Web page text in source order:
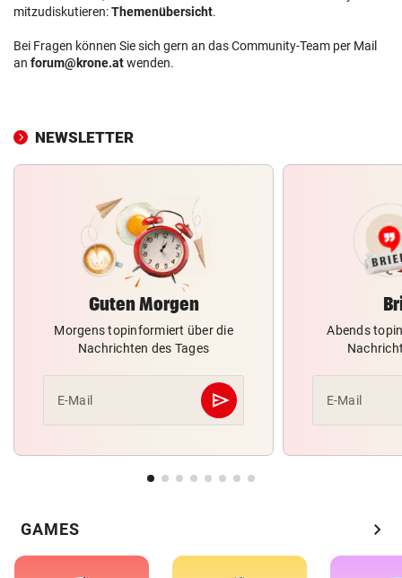
mitzudiskutieren:Themenübersicht.
Bei Fragen können Sie sich gern an das Community-Team per Mail
an forum@krone.atwenden.
NEWSLETTER
Guten Morgen
Morgens topinformiert über die
Nachrichten des Tages
E-Mail send
Abschicken
Abends
E-Mail
GAMES chevron_right